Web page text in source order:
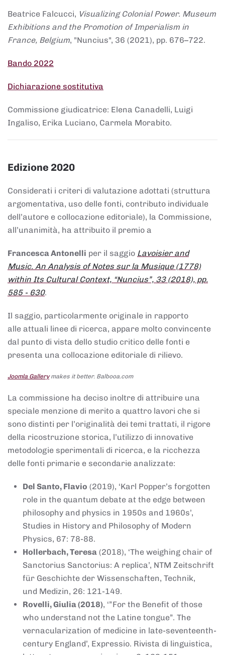
Beatrice Falcucci, Visualizing Colonial Power. Museum
Exhibitions and the Promotion of Imperialism in
France, Belgium, "Nuncius", 36 (2021), pp. 676–722.
Bando 2022
Dichiarazione sostitutiva
Commissione giudicatrice: Elena Canadelli, Luigi
Ingaliso, Erika Luciano, Carmela Morabito.
Edizione 2020
Considerati i criteri di valutazione adottati (struttura
argomentativa, uso delle fonti, contributo individuale
dell’autore e collocazione editoriale), la Commissione,
all’unanimità, ha attribuito il premio a
Francesca Antonelli per il saggio Lavoisier and
Music. An Analysis of Notes sur la Musique (1778)
within Its Cultural Context, “Nuncius”, 33 (2018), pp.
585 - 630.
Il saggio, particolarmente originale in rapporto
alle attuali linee di ricerca, appare molto convincente
dal punto di vista dello studio critico delle fonti e
presenta una collocazione editoriale di rilievo.
Joomla Gallerymakes it better. Balbooa.com
La commissione ha deciso inoltre di attribuire una
speciale menzione di merito a quattro lavori che si
sono distinti per l’originalità dei temi trattati, il rigore
della ricostruzione storica, l’utilizzo di innovative
metodologie sperimentali di ricerca, e la ricchezza
delle fonti primarie e secondarie analizzate:
Del Santo, Flavio (2019), ‘Karl Popper’s forgotten
role in the quantum debate at the edge between
philosophy and physics in 1950s and 1960s’,
Studies in History and Philosophy of Modern
Physics, 67: 78-88.
Hollerbach, Teresa (2018), ‘The weighing chair of
Sanctorius Sanctorius: A replica’, NTM Zeitschrift
für Geschichte der Wissenschaften, Technik,
und Medizin, 26: 121-149.
Rovelli, Giulia (2018), ‘”For the Benefit of those
who understand not the Latine tongue”. The
vernacularization of medicine in late-seventeenth-
century England’, Expressio. Rivista di linguistica,